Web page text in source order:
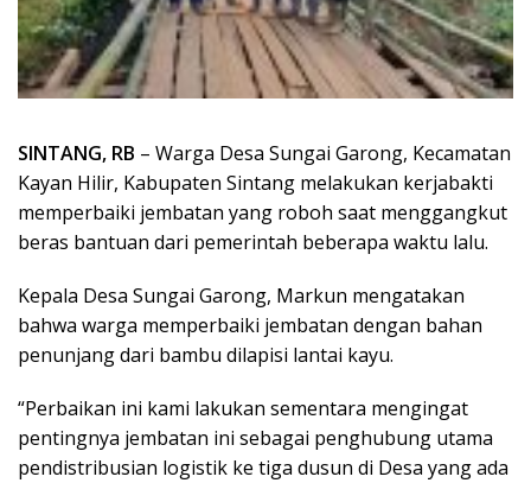
SINTANG, RB – Warga Desa Sungai Garong, Kecamatan
Kayan Hilir, Kabupaten Sintang melakukan kerjabakti
memperbaiki jembatan yang roboh saat menggangkut
beras bantuan dari pemerintah beberapa waktu lalu.
Kepala Desa Sungai Garong, Markun mengatakan
bahwa warga memperbaiki jembatan dengan bahan
penunjang dari bambu dilapisi lantai kayu.
“Perbaikan ini kami lakukan sementara mengingat
pentingnya jembatan ini sebagai penghubung utama
pendistribusian logistik ke tiga dusun di Desa yang ada